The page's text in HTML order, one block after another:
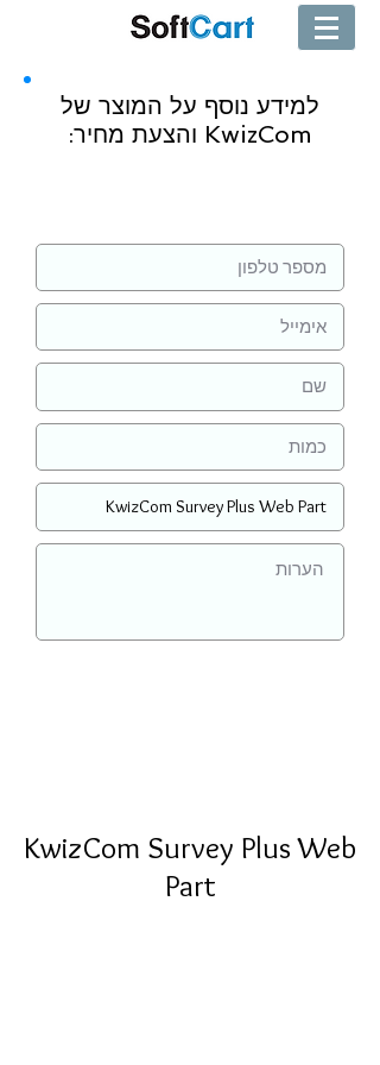
למידע נוסף על המוצר של
KwizCom והצעת מחיר:
KwizCom Survey Plus Web
Part